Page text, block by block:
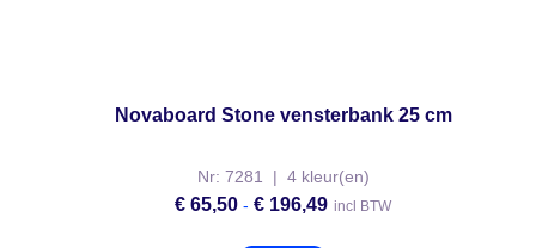
Novaboard Stone vensterbank 25 cm
Nr: 7281 | 4 kleur(en)
€ 65,50 - € 196,49 incl BTW